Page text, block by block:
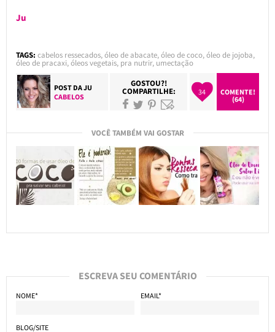
Ju
TAGS: cabelos ressecados,óleo de abacate,óleo de coco,óleo de jojoba,
óleo de pracaxi,óleos vegetais, pra nutrir, umectação
POST DAJU
CABELOS
GOSTOU?!
COMPARTILHE: 34
COMENTE!
(64)
VOCÊ TAMBÉM VAI GOSTAR
ESCREVA SEU COMENTÁRIO
NOME* EMAIL*
BLOG/SITE